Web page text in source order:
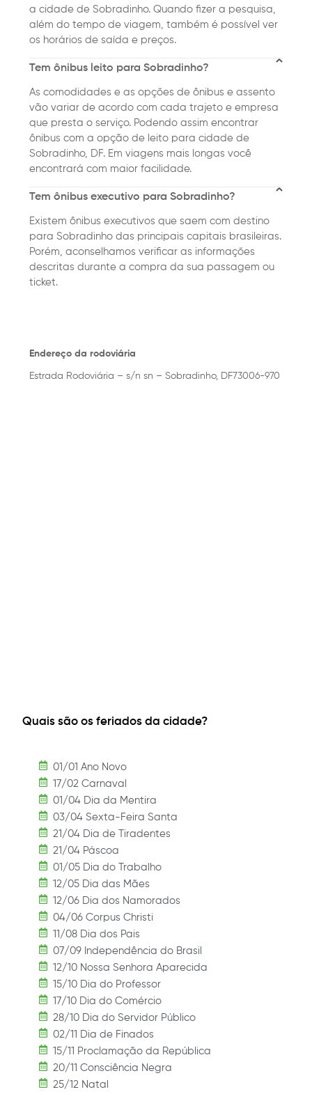
a cidade de Sobradinho. Quando fizer a pesquisa,
além do tempo de viagem, também é possível ver
os horários de saída e preços.
Tem ônibus leito para Sobradinho?
As comodidades e as opções de ônibus e assento
vão variar de acordo com cada trajeto e empresa
que presta o serviço. Podendo assim encontrar
ônibus com a opção de leito para cidade de
Sobradinho, DF. Em viagens mais longas você
encontrará com maior facilidade.
Tem ônibus executivo para Sobradinho?
Existem ônibus executivos que saem com destino
para Sobradinho das principais capitais brasileiras.
Porém, aconselhamos verificar as informações
descritas durante a compra da sua passagem ou
ticket.
Endereço da rodoviária
Estrada Rodoviária – s/n sn – Sobradinho, DF73006-970
Quais são os feriados da cidade?
01/01 Ano Novo
17/02 Carnaval
01/04 Dia da Mentira
03/04 Sexta-Feira Santa
21/04 Dia de Tiradentes
21/04 Páscoa
01/05 Dia do Trabalho
12/05 Dia das Mães
12/06 Dia dos Namorados
04/06 Corpus Christi
11/08 Dia dos Pais
07/09 Independência do Brasil
12/10 Nossa Senhora Aparecida
15/10 Dia do Professor
17/10 Dia do Comércio
28/10 Dia do Servidor Público
02/11 Dia de Finados
15/11 Proclamação da República
20/11 Consciência Negra
25/12 Natal